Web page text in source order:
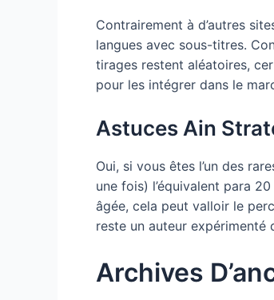
Contrairement à d’autres
langues avec sous-titres.
tirages restent aléatoires,
pour les intégrer dans le
Astuces Ain
Oui, si vous êtes l’un des
une fois) l’équivalent para
âgée, cela peut valloir le
reste un auteur expérimenté
Archives